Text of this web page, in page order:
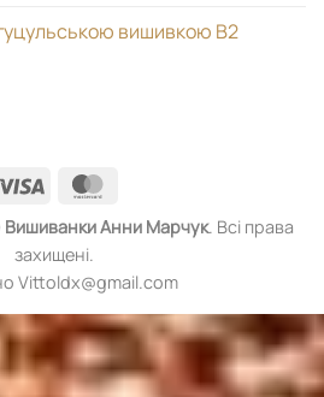
вишивкою В2
Visa
ВишиванкиАнни Марчук. Всі права
захищені.
Vittoldx@gmail.com